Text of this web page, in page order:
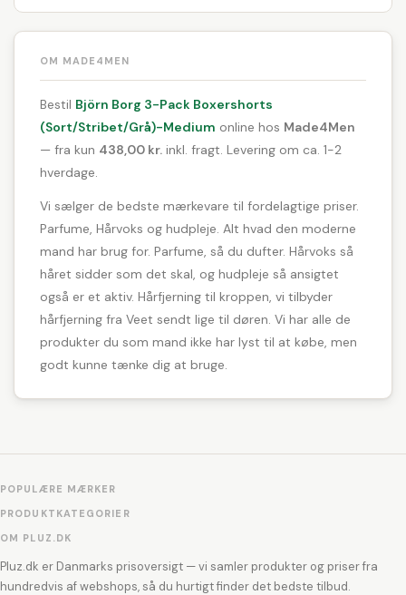
OM MADE4MEN
Bestil Björn Borg 3-Pack Boxershorts
(Sort/Stribet/Grå)-Medium online hos Made4Men
— fra kun 438,00 kr. inkl. fragt. Levering om ca. 1-2
hverdage.
Vi sælger de bedste mærkevare til fordelagtige priser.
Parfume, Hårvoks og hudpleje. Alt hvad den moderne
mand har brug for. Parfume, så du dufter. Hårvoks så
håret sidder som det skal, og hudpleje så ansigtet
også er et aktiv. Hårfjerning til kroppen, vi tilbyder
hårfjerning fra Veet sendt lige til døren. Vi har alle de
produkter du som mand ikke har lyst til at købe, men
godt kunne tænke dig at bruge.
POPULÆRE MÆRKER
PRODUKTKATEGORIER
OM PLUZ.DK
Pluz.dk er Danmarks prisoversigt — vi samler produkter og priser fra
hundredvis af webshops, så du hurtigt finder det bedste tilbud.